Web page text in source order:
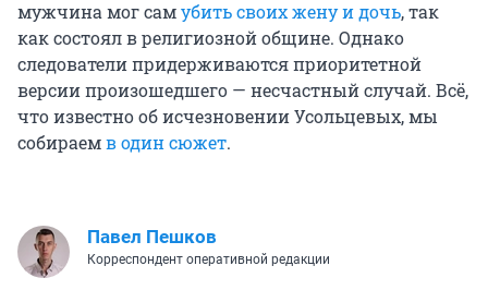
мужчина мог самубить своих жену и дочь, так
как состоял в религиозной общине. Однако
следователи придерживаются приоритетной
версии произошедшего — несчастный случай. Всё,
что известно об исчезновении Усольцевых, мы
собираемв один сюжет.
Павел Пешков
Корреспондент оперативной редакции